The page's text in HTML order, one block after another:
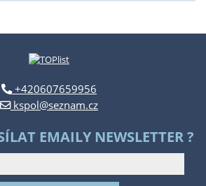
+420607659956
kspol@seznam.cz
EMAILY NEWSLETTER ?